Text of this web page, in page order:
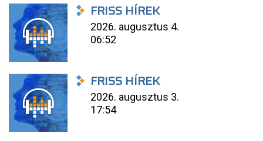
FRISS HÍREK
2026. augusztus 4.
06:52
FRISS HÍREK
2026. augusztus 3.
17:54